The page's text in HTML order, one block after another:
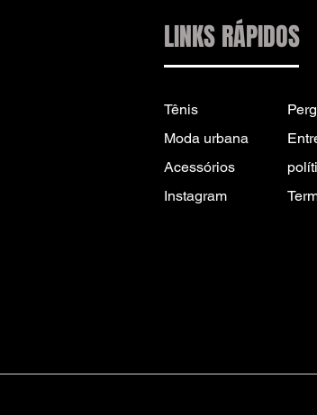
LINKS RÁPIDOS
Tênis
Moda urbana
Acessórios
Instagram